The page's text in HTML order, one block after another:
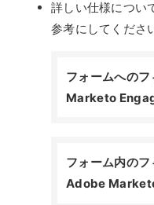
詳しい仕様につい
参考にしてくださ
フォームへの
Marketo
フォーム内のフ
Adobe